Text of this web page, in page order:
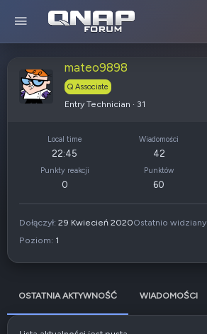
mateo9898
Q Associate
Entry Technician · 31
Local time
22:45
Wiadomości
42
Punkty reakcji
0
Punktów
60
Dołączył 29 Kwiecień 2020Ostatnio widziany
Poziom 1
OSTATNIA AKTYWNOŚĆ WIADOMOŚCI